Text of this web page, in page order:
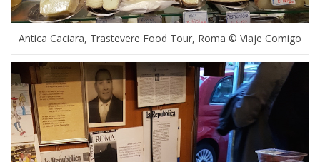
Antica Caciara, Trastevere Food Tour, Roma © Viaje Comigo